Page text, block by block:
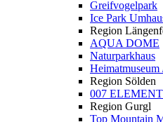
Greifvogelpark
Ice Park
Region
AQUA DOME
Naturparkhaus
Heimatmuseum
Region Sölden
007
Region Gurgl
Top Mountain